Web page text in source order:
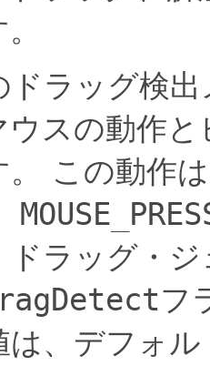
ドラッグ検
スの動作
この動作
ドラッグ・
フ
は、デフォ